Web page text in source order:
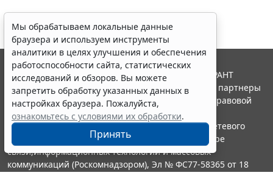
Мы обрабатываем локальные данные
браузера и используем инструменты
аналитики в целях улучшения и обеспечения
работоспособности сайта, статистических
исследований и обзоров. Вы можете
запретить обработку указанных данных в
настройках браузера. Пожалуйста,
ознакомьтесь с условиями их обработки.
Принять
© ООО "НПП "ГАРАНТ-СЕРВИС", 2026. Система ГАРАНТ
выпускается с 1990 года. Компания "Гарант" и ее партнеры
являются участниками Российской ассоциации правовой
информации ГАРАНТ.
Портал ГАРАНТ.РУ зарегистрирован в качестве сетевого
издания Федеральной службой по надзору в сфере
связи,информационных технологий и массовых
коммуникаций (Роскомнадзором), Эл № ФС77-58365 от 18